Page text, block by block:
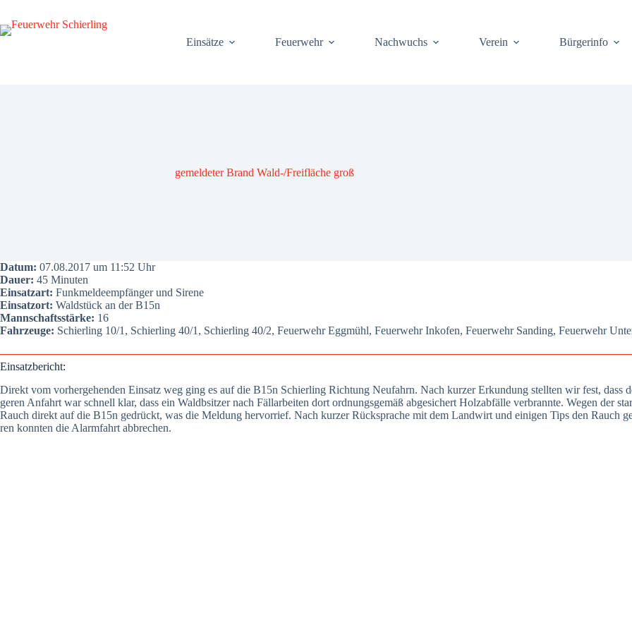
Inhalt
springen
Ein­sät­ze
Feu­er­wehr Nach­wuchs Ver­ein Bür­ger­info
gemel­de­ter Brand Wald-/Frei­flä­che groß
Datum: 07.08.2017 um 11:52 Uhr
Dau­er: 45 Minu­ten
Ein­satz­art: Funk­mel­de­emp­fän­ger und Sire­ne
Ein­satz­ort: Wald­stück an der B15n
Mann­schafts­stär­ke: 16
Fahr­zeu­ge: Schier­ling 10/1, Schier­ling 40/1, Schier­ling 40/2, Feu­er­wehr Egg­mühl, Feu­er­wehr Inkofen, Feu­er­wehr San­ding, Feu­er­wehr
Ein­satz­be­richt:
Direkt vom vor­her­ge­hen­den Ein­satz weg ging es auf die B15n Schier­ling Rich­tung Neu­fahrn. Nach kur­zer Erkun­dung stell­ten wir fest,
ge­ren Anfahrt war schnell klar, dass ein Waldb­sit­zer nach Fäll­ar­bei­ten dort ord­nungs­ge­mäß abge­si­chert Holz­ab­fäl­le ver­brann­te. Wegen der
Rauch direkt auf die B15n gedrückt, was die Mel­dung her­vor­rief. Nach kur­zer Rück­spra­che mit dem Land­wirt und eini­gen Tips den Rauch
ren konn­ten die Alarm­fahrt abbre­chen.